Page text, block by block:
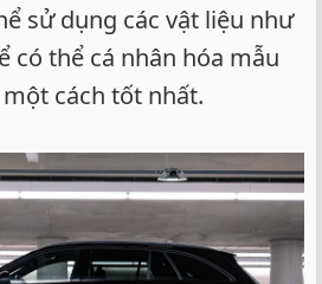
sử dụng các vật liệu như
có thể cá nhân hóa mẫu
cách tốt nhất.